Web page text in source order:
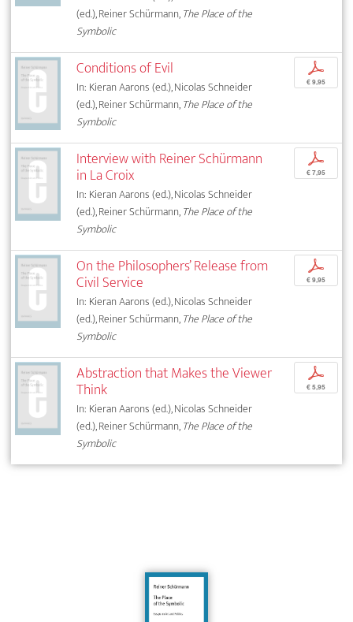
(ed.), Reiner Schürmann,The Place of the
Symbolic
Conditions of Evil
In: Kieran Aarons (ed.), Nicolas Schneider
(ed.), Reiner Schürmann,The Place of the
Symbolic
p
€ 9,95
Interview with Reiner Schürmann
in La Croix
In: Kieran Aarons (ed.), Nicolas Schneider
(ed.), Reiner Schürmann,The Place of the
Symbolic
p
€ 7,95
On the Philosophers’ Release from
Civil Service
In: Kieran Aarons (ed.), Nicolas Schneider
(ed.), Reiner Schürmann,The Place of the
Symbolic
p
€ 9,95
Abstraction that Makes the Viewer
Think
In: Kieran Aarons (ed.), Nicolas Schneider
(ed.), Reiner Schürmann,The Place of the
Symbolic
p
€ 5,95